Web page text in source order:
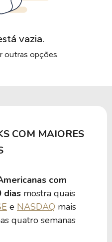
vazia.
outras opções.
COM MAIORES
com
dias mostra quais
e NASDAQ mais
quatro semanas